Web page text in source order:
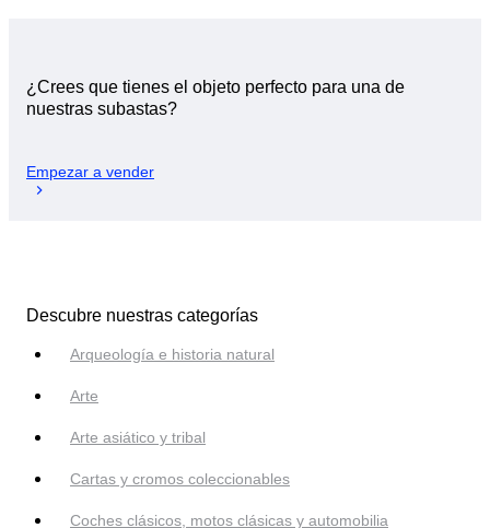
¿Crees que tienes el objeto perfecto para una de
nuestras subastas?
Empezar a vender
Descubre nuestras categorías
Arqueología e historia natural
Arte
Arte asiático y tribal
Cartas y cromos coleccionables
Coches clásicos, motos clásicas y automobilia